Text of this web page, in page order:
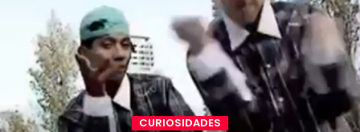
CURIOSIDADES